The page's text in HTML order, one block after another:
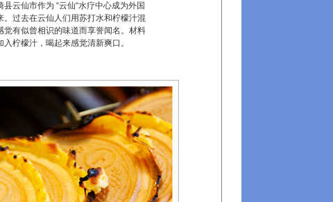
云仙市作为 “云仙“水疗中心成为外国
。过去在云仙人们用苏打水和柠檬汁混
觉有似曾相识的味道而享誉闻名。材料
柠檬汁，喝起来感觉清新爽口。